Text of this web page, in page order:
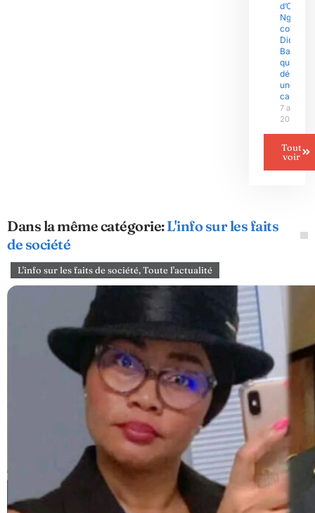
d’Olive
Ngobo
contre
Didier
Badjeck
qui
dénonce
une «
cabale »
7 août
2026
Tout
voir
Dans la même catégorie:L'info sur les faits
de société
L'info sur les faits de société,Toute l'actualité